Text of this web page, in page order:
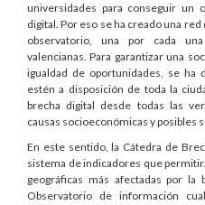
universidades para conseguir un
digital. Por eso se ha creado una
observatorio, una por cada
valencianas. Para garantizar una
igualdad de oportunidades, se ha
estén a disposición de toda la
brecha digital desde todas las
causas socioeconómicas y posibles
En este sentido, la Cátedra de
sistema de indicadores que
geográficas más afectadas por
Observatorio de información